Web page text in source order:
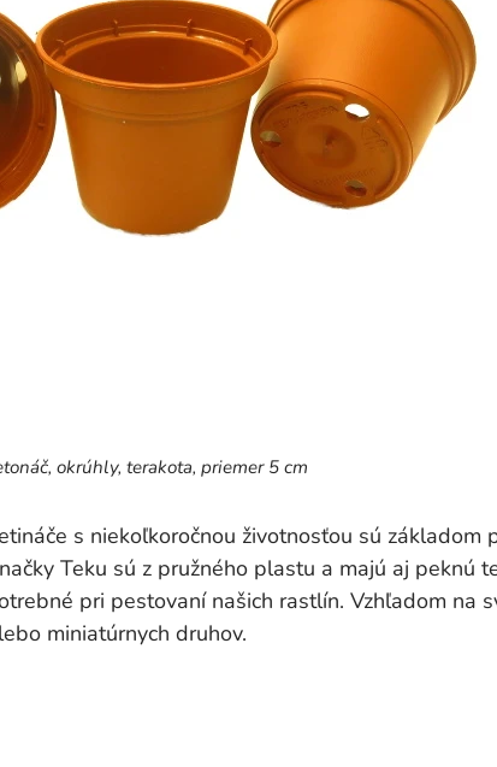
okrúhly, terakota, priemer 5 cm
s niekoľkoročnou životnosťou sú
Teku sú z pružného plastu a majú aj peknú
pri pestovaní našich rastlín. Vzhľadom na
miniatúrnych druhov.